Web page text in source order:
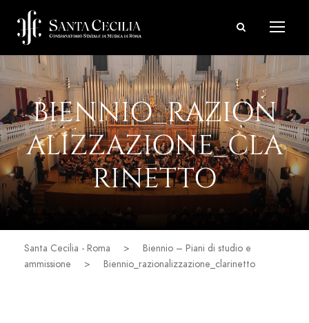
BIENNIO_RAZION
ALIZZAZIONE_CLA
RINETTO
Santa Cecilia - Roma >
Biennio – Piani di studio e
ammissione
> Biennio_razionalizzazione_clarinetto